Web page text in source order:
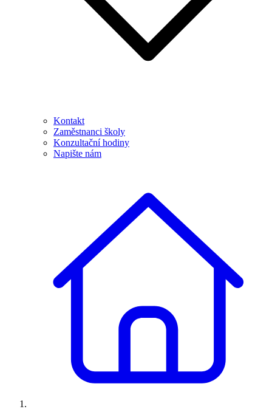
Kontakt
Zaměstnanci školy
Konzultační hodiny
Napište nám